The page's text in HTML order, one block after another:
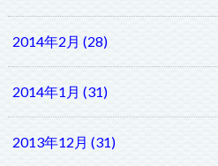
2014年2月 (28)
2014年1月 (31)
2013年12月 (31)